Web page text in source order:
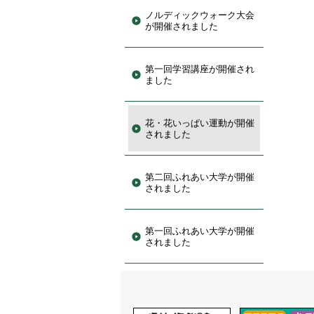
ノルディックウォーク大会
が開催されました
第一回学習講座が開催され
ました
花・花いっぱい運動が開催
されました
第二回ふれあい大学が開催
されました
第一回ふれあい大学が開催
されました